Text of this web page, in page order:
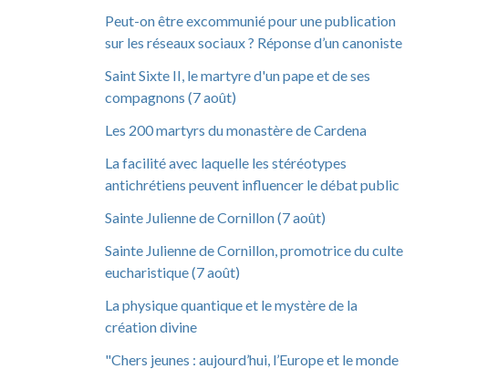
e
Peut-on être excommunié pour une publication
sur les réseaux sociaux ? Réponse d’un canoniste
Saint Sixte II, le martyre d'un pape et de ses
compagnons (7 août)
Les 200 martyrs du monastère de Cardena
La facilité avec laquelle les stéréotypes
antichrétiens peuvent influencer le débat public
Sainte Julienne de Cornillon (7 août)
Sainte Julienne de Cornillon, promotrice du culte
eucharistique (7 août)
La physique quantique et le mystère de la
création divine
"Chers jeunes : aujourd’hui, l’Europe et le monde